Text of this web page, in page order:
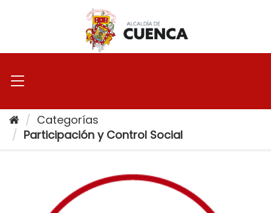
Categorías
Participación y Control Social